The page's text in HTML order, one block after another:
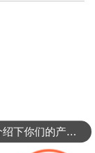
可以介绍下你们的产品么？
怎么收费的呢？